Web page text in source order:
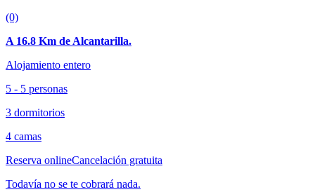
(0)
A 16.8 Km de Alcantarilla.
Alojamiento entero
5 - 5 personas
3 dormitorios
4 camas
Reserva onlineCancelación gratuita
Todavía no se te cobrará nada.